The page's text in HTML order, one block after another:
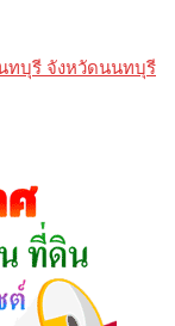
ทบุรี จังหวัดนนทบุรี